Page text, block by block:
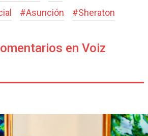
#Asunción #Sheraton
en Voiz